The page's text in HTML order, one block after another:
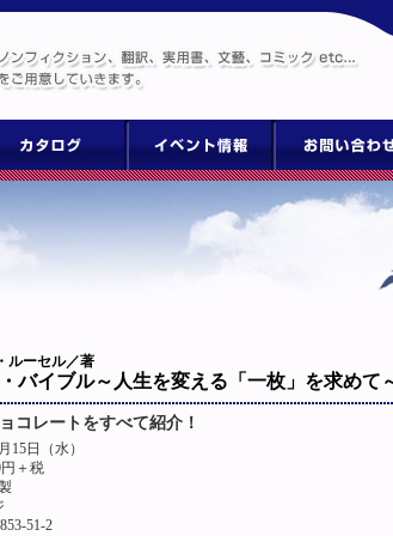
ルーセル／著
バイブル～人生を変える「一枚」を求めて
コレートをすべて紹介！
15日（水）
円＋税
51-2